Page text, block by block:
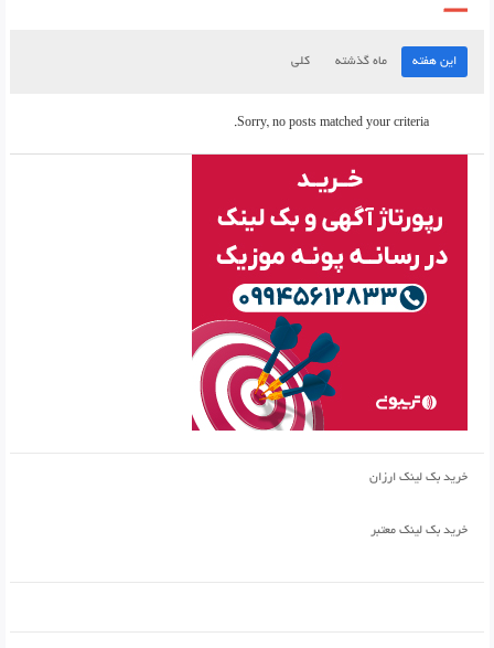
این هفته ماه گذشته کلی
Sorry, no posts matched your criteria.
خرید بک لینک ارزان
خرید بک لینک معتبر